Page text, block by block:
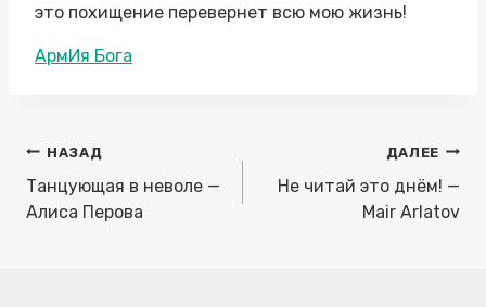
это похищение перевернет всю мою жизнь!
Метки
АрмИя Бога
Навигация
по
записям
НАЗАД
Танцующая в неволе —
Алиса Перова
ДАЛЕЕ
Не читай это днём! —
Mair Arlatov